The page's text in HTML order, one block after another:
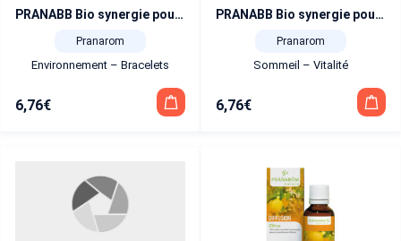
PRANABB Bio synergie pour diffusion moustiques 10 ml
Pranarom
Environnement – Bracelets
6,76€
PRANABB Bio synergie pour diffusion sommeil 10 ml
Pranarom
Sommeil – Vitalité
6,76€